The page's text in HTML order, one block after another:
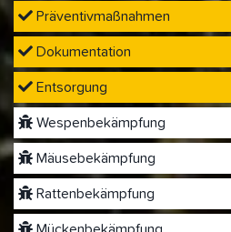
Präventivmaßnahmen
Dokumentation
Entsorgung
Wespenbekämpfung
Mäusebekämpfung
Rattenbekämpfung